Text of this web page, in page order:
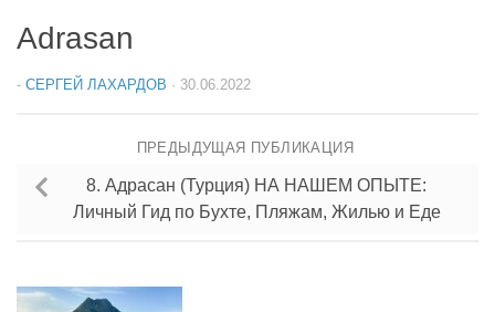
Adrasan
- СЕРГЕЙ ЛАХАРДОВ · 30.06.2022
ПРЕДЫДУЩАЯ ПУБЛИКАЦИЯ
8. Адрасан (Турция) НА НАШЕМ ОПЫТЕ:
Личный Гид по Бухте, Пляжам, Жилью и Еде